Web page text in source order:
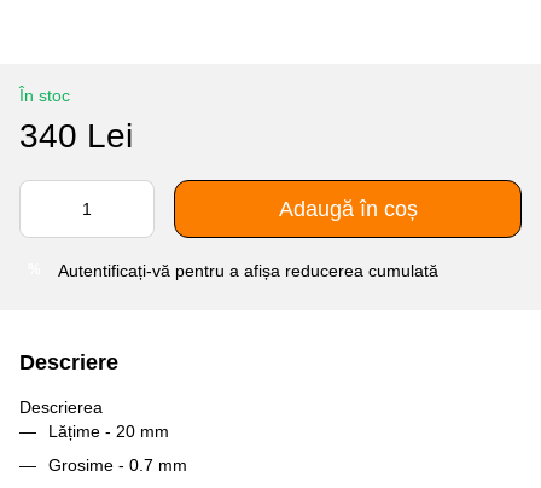
În stoc
340 Lei
Adaugă în coș
Autentificați-vă pentru a afișa reducerea cumulată
Descriere
Descrierea
Lățime - 20 mm
Grosime - 0.7 mm